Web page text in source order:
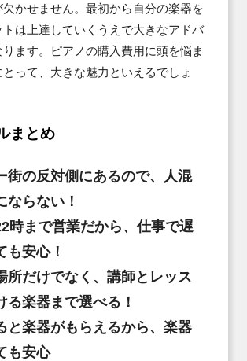
かせません。最初から自分の楽器を
は上達していくうえで大きなアドバ
ります。ピアノの購入費用に頭を悩ま
って、大きな魅力といえるでしょ
まとめ
街の反対側にあるので、人混
ならない！
時まで営業だから、仕事で遅
も安心！
所だけでなく、講師とレッス
る楽器まで選べる！
と楽器がもらえるから、楽器
も安心